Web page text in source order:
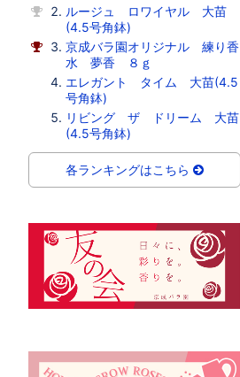
ルージュ ロワイヤル 大苗
(4.5号角鉢)
京成バラ園オリジナル 練り香
水 夢香 ８ｇ
エレガント タイム 大苗(4.5
号角鉢)
リビング ザ ドリーム 大苗
(4.5号角鉢)
各ランキングはこちら